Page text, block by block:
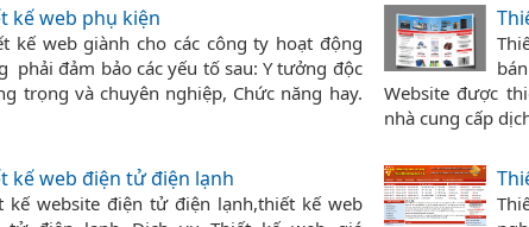
kế web phụ kiện
kế web giành cho các công ty hoạt động
phải đảm bảo các yếu tố sau: Y tưởng độc
trọng và chuyên nghiệp, Chức năng hay.
Website được
nhà cung cấp
kế web điện tử điện lạnh
kế website điện tử điện lạnh,thiết kế web